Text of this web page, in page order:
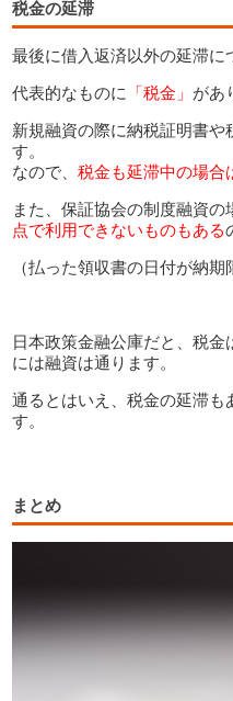
税金の延滞
最後に借入返済以外の延滞に
代表的なものに
「税金」 があ
新規融資の際に納税証明書や
す。
なので、税金も延滞中の場合
また、保証協会の制度融資の
点で利用できないものもある
（払った領収書の日付が納期
日本政策金融公庫だと、税
には融資は通ります。
通るとはいえ、税金の延滞
す。
まとめ